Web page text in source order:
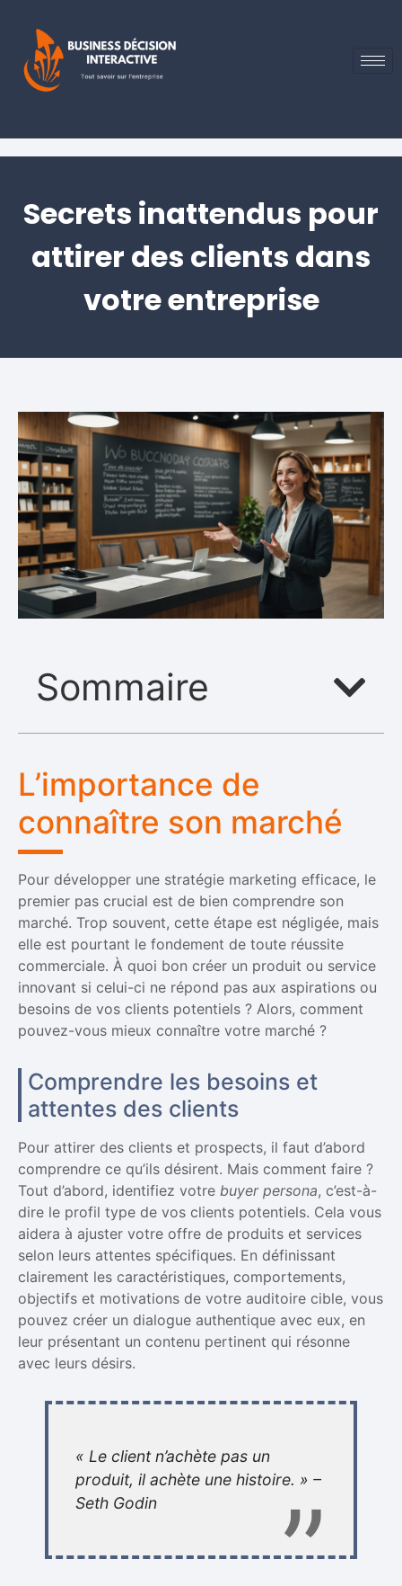
Secrets inattendus pour
attirer des clients dans
votre entreprise
Sommaire
L’importance de
connaître son marché
Pour développer une stratégie marketing efficace, le
premier pas crucial est de bien comprendre son
marché. Trop souvent, cette étape est négligée, mais
elle est pourtant le fondement de toute réussite
commerciale. À quoi bon créer un produit ou service
innovant si celui-ci ne répond pas aux aspirations ou
besoins de vos clients potentiels ? Alors, comment
pouvez-vous mieux connaître votre marché ?
Comprendre les besoins et
attentes des clients
Pour attirer des clients et prospects, il faut d’abord
comprendre ce qu’ils désirent. Mais comment faire ?
Tout d’abord, identifiez votre buyer persona, c’est-à-
dire le profil type de vos clients potentiels. Cela vous
aidera à ajuster votre offre de produits et services
selon leurs attentes spécifiques. En définissant
clairement les caractéristiques, comportements,
objectifs et motivations de votre auditoire cible, vous
pouvez créer un dialogue authentique avec eux, en
leur présentant un contenu pertinent qui résonne
avec leurs désirs.
« Le client n’achète pas un
produit, il achète une histoire. » –
Seth Godin